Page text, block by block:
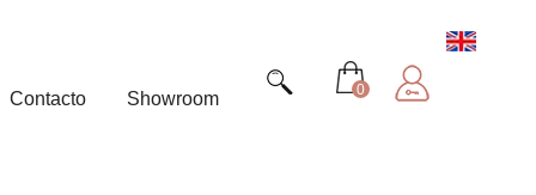
Contacto Showroom 0